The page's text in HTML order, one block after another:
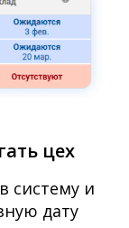
цех
систему и
дату